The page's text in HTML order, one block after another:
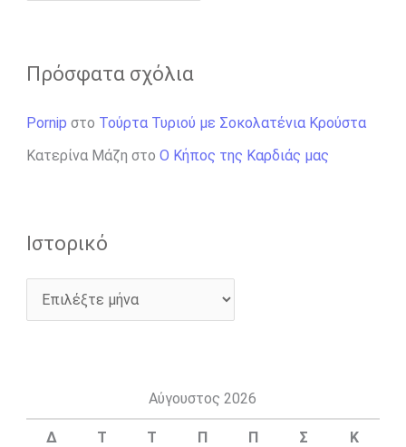
Πρόσφατα σχόλια
Pornip στο Τούρτα Τυριού με Σοκολατένια Κρούστα
Κατερίνα Μάζη στο Ο Κήπος της Καρδιάς μας
Ιστορικό
Αύγουστος 2026
Δ Τ Τ Π Π Σ Κ